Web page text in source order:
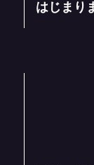
はじまり